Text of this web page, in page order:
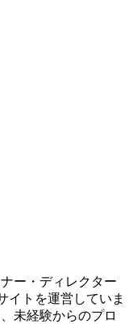
ー・ディレクター
イトを運営していま
未経験からのプロ